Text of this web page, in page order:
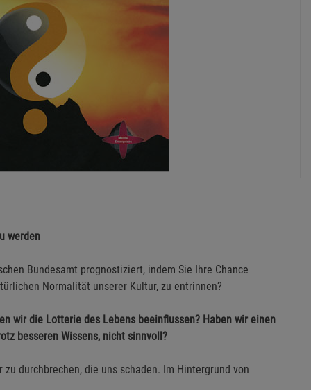
werden
Bundesamt prognostiziert, indem Sie Ihre Chance
Normalität unserer Kultur, zu entrinnen?
wir die Lotterie des Lebens beeinflussen? Haben wir einen
besseren Wissens, nicht sinnvoll?
durchbrechen, die uns schaden. Im Hintergrund von